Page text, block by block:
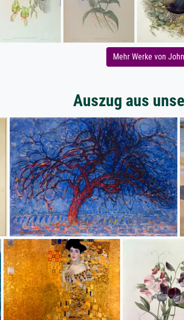
Mehr Werke von
Auszug aus